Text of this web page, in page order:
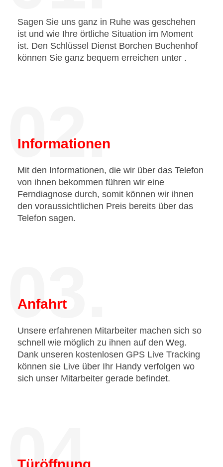
Sagen Sie uns ganz in Ruhe was geschehen
ist und wie Ihre örtliche Situation im Moment
ist. Den Schlüssel Dienst Borchen Buchenhof
können Sie ganz bequem erreichen unter .
02.
Informationen
Mit den Informationen, die wir über das Telefon
von ihnen bekommen führen wir eine
Ferndiagnose durch, somit können wir ihnen
den voraussichtlichen Preis bereits über das
Telefon sagen.
03.
Anfahrt
Unsere erfahrenen Mitarbeiter machen sich so
schnell wie möglich zu ihnen auf den Weg.
Dank unseren kostenlosen GPS Live Tracking
können sie Live über Ihr Handy verfolgen wo
sich unser Mitarbeiter gerade befindet.